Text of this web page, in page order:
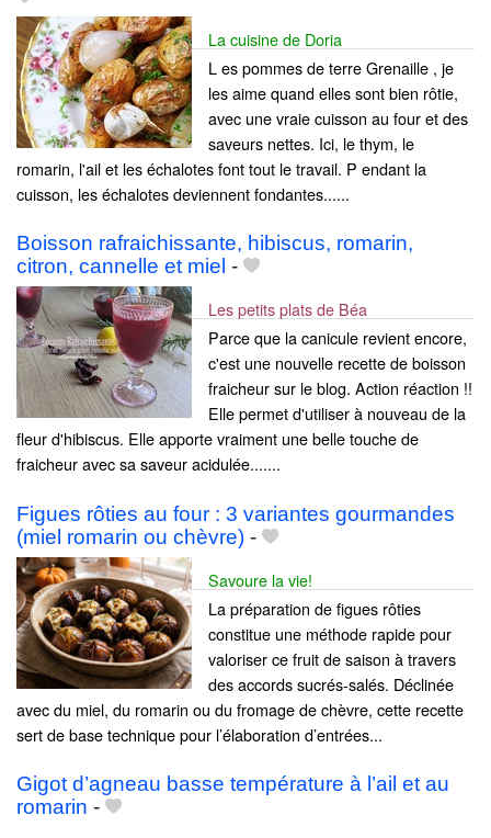
La cuisine de Doria
L es pommes de terre Grenaille , je
les aime quand elles sont bien rôtie,
avec une vraie cuisson au four et des
saveurs nettes. Ici, le thym, le
romarin, l'ail et les échalotes font tout le travail. P endant la
cuisson, les échalotes deviennent fondantes......
Boisson rafraichissante, hibiscus, romarin,
citron, cannelle et miel -
Les petits plats de Béa
Parce que la canicule revient encore,
c'est une nouvelle recette de boisson
fraicheur sur le blog. Action réaction !!
Elle permet d'utiliser à nouveau de la
fleur d'hibiscus. Elle apporte vraiment une belle touche de
fraicheur avec sa saveur acidulée.......
Figues rôties au four : 3 variantes gourmandes
(miel romarin ou chèvre) -
Savoure la vie!
La préparation de figues rôties
constitue une méthode rapide pour
valoriser ce fruit de saison à travers
des accords sucrés-salés. Déclinée
avec du miel, du romarin ou du fromage de chèvre, cette recette
sert de base technique pour l’élaboration d’entrées...
Gigot d’agneau basse température à l’ail et au
romarin -